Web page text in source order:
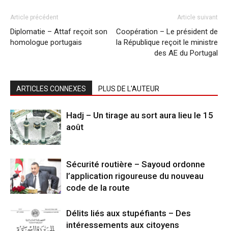
Article précédent
Diplomatie – Attaf reçoit son
homologue portugais
Article suivant
Coopération – Le président de
la République reçoit le ministre
des AE du Portugal
ARTICLES CONNEXES PLUS DE L'AUTEUR
Hadj – Un tirage au sort aura lieu le 15
août
Sécurité routière – Sayoud ordonne
l’application rigoureuse du nouveau
code de la route
Délits liés aux stupéfiants – Des
intéressements aux citoyens